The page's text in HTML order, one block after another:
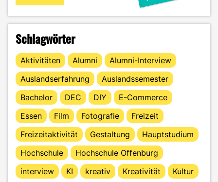
Schlagwörter
Aktivitäten Alumni
Alumni-Interview
Auslandserfahrung
Auslandssemester
Bachelor
DEC DIY
E-Commerce
Essen
Film Fotografie
Freizeit
Freizeitaktivität
Gestaltung
Hauptstudium
Hochschule
Hochschule Offenburg
interview
KI kreativ Kreativität
Kultur